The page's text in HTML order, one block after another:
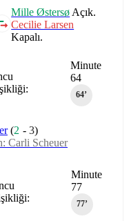
Mille Østersø Açık.
Cecilie Larsen
Kapalı.
Minute
64
64‎’‎
(2 -3)
Carli Scheuer
Minute
77
77‎’‎